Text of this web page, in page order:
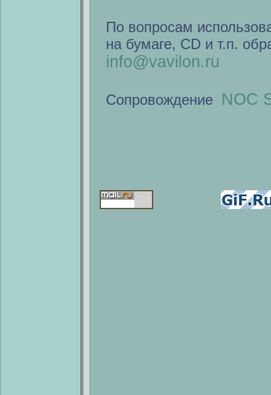
По вопросам
на бумаге, CD и т.п.
info@vavilon.ru
Сопровождение NOC